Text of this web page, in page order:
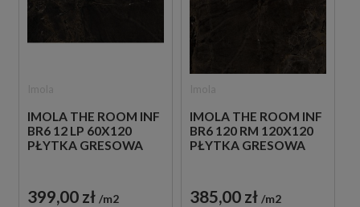
IMOLA THE ROOM INF
BR6 12 LP 60X120
PŁYTKA GRESOWA
399,00 zł m2
IMOLA THE ROOM INF
BR6 120 RM 120X120
PŁYTKA GRESOWA
385,00 zł m2